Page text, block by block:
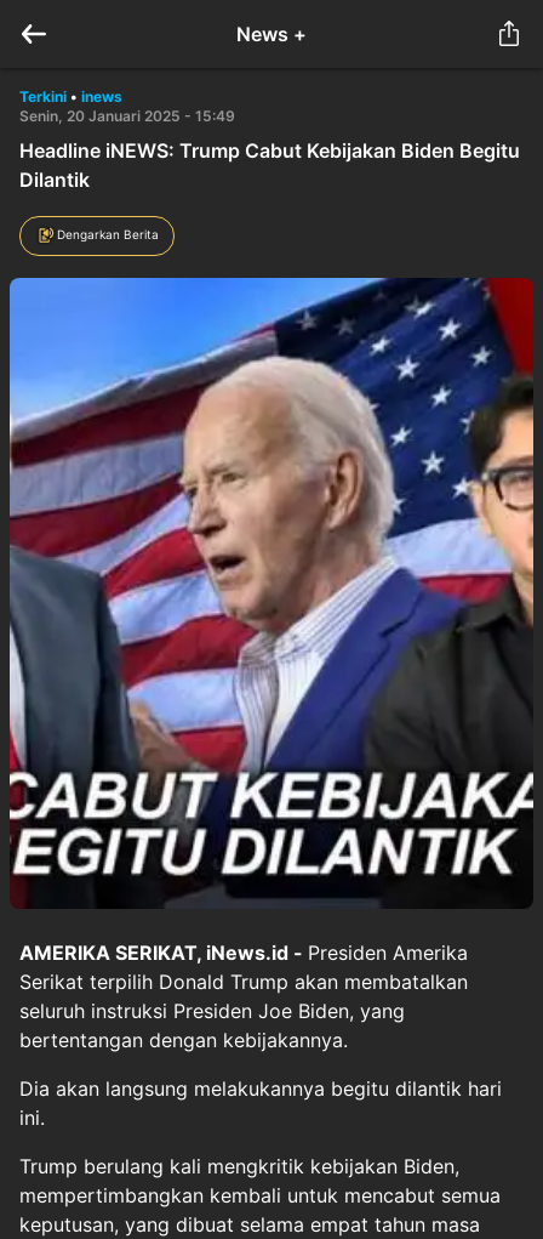
News +
Terkini • inews
Senin, 20 Januari 2025 - 15:49
Headline iNEWS: Trump Cabut Kebijakan Biden Begitu
Dilantik
Dengarkan Berita
AMERIKA SERIKAT, iNews.id - Presiden Amerika
Serikat terpilih Donald Trump akan membatalkan
seluruh instruksi Presiden Joe Biden, yang
bertentangan dengan kebijakannya.
Dia akan langsung melakukannya begitu dilantik hari
ini.
Trump berulang kali mengkritik kebijakan Biden,
mempertimbangkan kembali untuk mencabut semua
keputusan, yang dibuat selama empat tahun masa